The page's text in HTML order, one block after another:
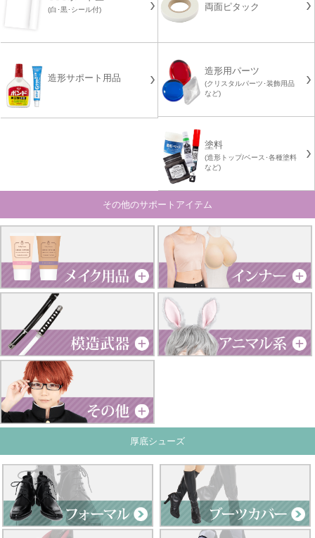
(白･黒･シール付) 両面ピタック
造形サポート用品
造形用パーツ
(クリスタルパーツ･装飾用品
など)
塗料
(造形トップ/ベース･各種塗料
など)
その他のサポートアイテム
厚底シューズ